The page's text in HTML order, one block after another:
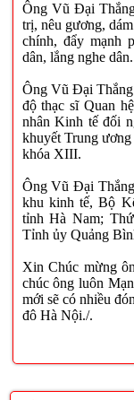
Ông Vũ Đại
trị, nêu gương,
chính, đẩy mạnh
dân, lắng nghe dân.
Ông Vũ Đại
độ thạc sĩ Quan
nhân Kinh tế đối
khuyết Trung
khóa XIII.
Ông Vũ Đại
khu kinh tế, Bộ
tỉnh Hà Nam;
Tỉnh ủy Quảng
Xin Chúc mừng
chúc ông luôn
mới sẽ có nhiều
đô Hà Nội./.